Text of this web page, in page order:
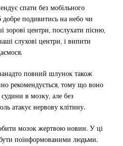
спати без мобільного
подивитись на небо чи
центри, послухати пісню,
слухові центри, і випити
повний шлунок також
рекомендується, тому що воно
в мозку, але без
атакує нервову клітину.
мозок жертвою новин. У ці
поінформованими людьми.